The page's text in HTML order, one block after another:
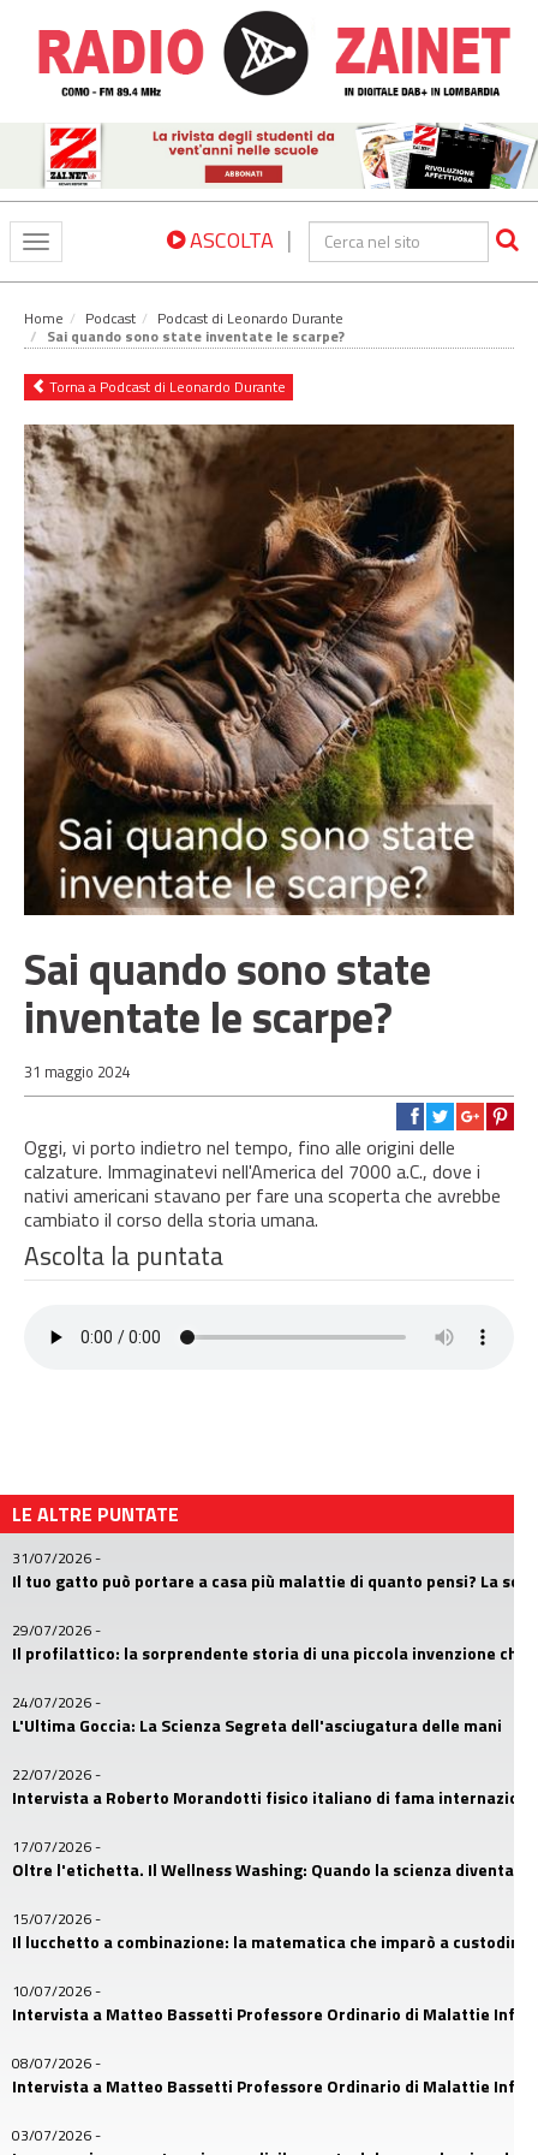
Toggle
navigation
ASCOLTA |
Home Podcast Podcast di Leonardo Durante
Sai quando sono state inventate le scarpe?
Torna a Podcast di Leonardo Durante
Sai quando sono state
inventate le scarpe?
31 maggio 2024
Oggi, vi porto indietro nel tempo, fino alle origini delle
calzature. Immaginatevi nell'America del 7000 a.C., dove i
nativi americani stavano per fare una scoperta che avrebbe
cambiato il corso della storia umana.
Ascolta la puntata
LE ALTRE PUNTATE
31/07/2026-
Il tuo gatto può portare a casa più malattie di quanto pensi? La
29/07/2026-
Il profilattico: la sorprendente storia di una piccola invenzione
24/07/2026-
L'Ultima Goccia: La Scienza Segreta dell'asciugatura delle mani
22/07/2026-
Intervista a Roberto Morandotti fisico italiano di fama
17/07/2026-
Oltre l'etichetta. Il Wellness Washing: Quando la scienza diventa
15/07/2026-
Il lucchetto a combinazione: la matematica che imparò a custodire
10/07/2026-
Intervista a Matteo Bassetti Professore Ordinario di Malattie
08/07/2026-
Intervista a Matteo Bassetti Professore Ordinario di Malattie
03/07/2026-